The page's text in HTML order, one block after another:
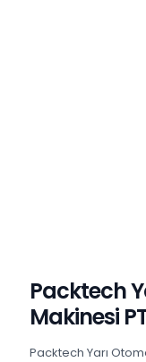
Packtech
Makinesi
Packtech Yarı